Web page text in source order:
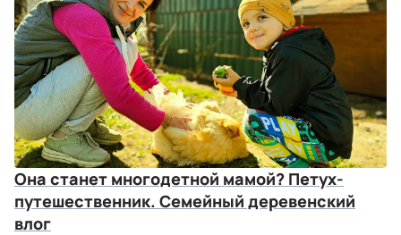
Она станет многодетной мамой? Петух-
путешественник. Семейный деревенский
влог